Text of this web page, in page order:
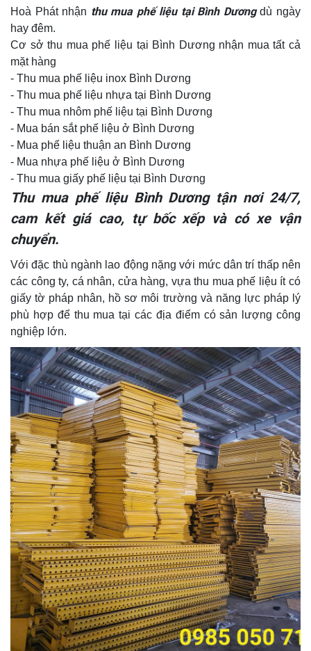
Hoà Phát nhận thu mua phế liệu tại Bình Dươngdù ngày
hay đêm.
Cơ sở thu mua phế liệu tại Bình Dương nhận mua tất cả
mặt hàng
- Thu mua phế liệu inox Bình Dương
- Thu mua phế liệu nhựa tại Bình Dương
- Thu mua nhôm phế liệu tại Bình Dương
- Mua bán sắt phế liệu ở Bình Dương
- Mua phế liệu thuận an Bình Dương
- Mua nhựa phế liệu ở Bình Dương
- Thu mua giấy phế liệu tại Bình Dương
Thu mua phế liệu Bình Dương tận nơi 24/7,
cam kết giá cao, tự bốc xếp và có xe vận
chuyển.
Với đặc thù ngành lao động nặng với mức dân trí thấp nên
các công ty, cá nhân, cửa hàng, vựa thu mua phế liệu ít có
giấy tờ pháp nhân, hồ sơ môi trường và năng lực pháp lý
phù hợp để thu mua tại các địa điểm có sản lượng công
nghiệp lớn.